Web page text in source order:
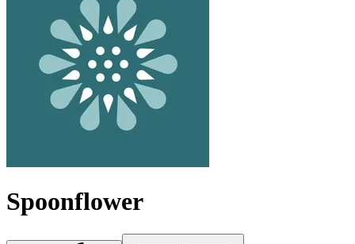
Spoonflower